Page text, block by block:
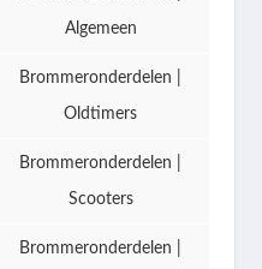
Algemeen
Brommeronderdelen |
Oldtimers
Brommeronderdelen |
Scooters
Brommeronderdelen |